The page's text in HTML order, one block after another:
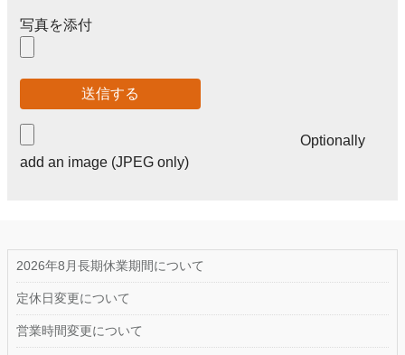
写真を添付
Optionally
add an image (JPEG only)
2026年8月長期休業期間について
定休日変更について
営業時間変更について